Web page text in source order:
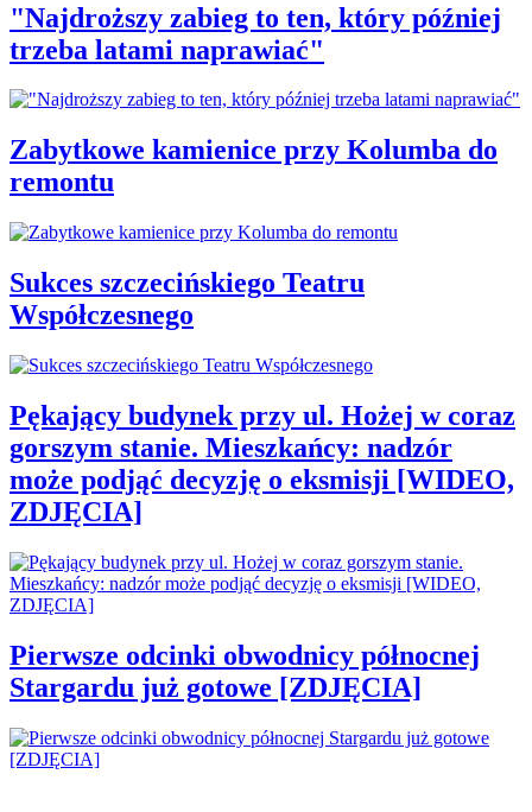
"Najdroższy zabieg to ten, który później
trzeba latami naprawiać"
Zabytkowe kamienice przy Kolumba do
remontu
Sukces szczecińskiego Teatru
Współczesnego
Pękający budynek przy ul. Hożej w coraz
gorszym stanie. Mieszkańcy: nadzór
może podjąć decyzję o eksmisji [WIDEO,
ZDJĘCIA]
Pierwsze odcinki obwodnicy północnej
Stargardu już gotowe [ZDJĘCIA]